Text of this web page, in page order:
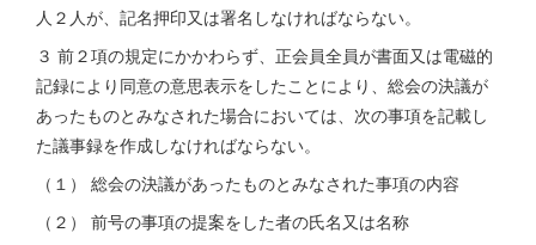
人２人が、記名押印又は署名しなければならない。
３ 前２項の規定にかかわらず、正会員全員が書面又は電磁的
記録により同意の意思表示をしたことにより、総会の決議が
あったものとみなされた場合においては、次の事項を記載し
た議事録を作成しなければならない。
（１） 総会の決議があったものとみなされた事項の内容
（２） 前号の事項の提案をした者の氏名又は名称